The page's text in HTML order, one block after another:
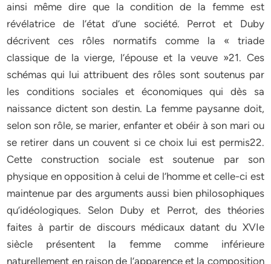
ainsi même dire que la condition de la femme est
révélatrice de l’état d’une société. Perrot et Duby
décrivent ces rôles normatifs comme la « triade
classique de la vierge, l’épouse et la veuve »21. Ces
schémas qui lui attribuent des rôles sont soutenus par
les conditions sociales et économiques qui dès sa
naissance dictent son destin. La femme paysanne doit,
selon son rôle, se marier, enfanter et obéir à son mari ou
se retirer dans un couvent si ce choix lui est permis22.
Cette construction sociale est soutenue par son
physique en opposition à celui de l’homme et celle-ci est
maintenue par des arguments aussi bien philosophiques
qu’idéologiques. Selon Duby et Perrot, des théories
faites à partir de discours médicaux datant du XVIe
siècle présentent la femme comme inférieure
naturellement en raison de l’apparence et la composition